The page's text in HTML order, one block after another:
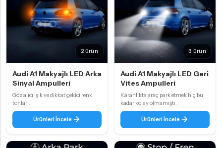
2 ürün
Audi A1 Makyajlı LED Arka
Sinyal Ampulleri
Göz alıcı ışık ve dikkat çekici renk
tonları.
Ürünleri İncele
3 ürün
Audi A1 Makyajlı LED Geri
Vites Ampulleri
Karanlıkta araç park etmek hiç bu
kadar kolay olmamıştı.
Ürünleri İncele